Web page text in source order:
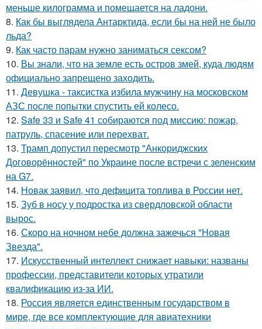
меньше килограмма и помещается на ладони.
8. Как бы выглядела Антарктида, если бы на ней не было
льда?
9. Как часто парам нужно заниматься сексом?
10. Вы знали, что на земле есть остров змей, куда людям
официально запрещено заходить.
11. Девушка - таксистка избила мужчину на московском
АЗС после попытки спустить ей колесо.
12. Safe 33 и Safe 41 собираются под миссию: пожар,
патруль, спасение или перехват.
13. Трамп допустил пересмотр "Анкориджских
Договорённостей" по Украине после встречи с зеленским
на G7.
14. Новак заявил, что дефицита топлива в России нет.
15. Зуб в носу у подростка из свердловской области
вырос.
16. Скоро на ночном небе должна зажечься "Новая
Звезда".
17. Искусственный интеллект снижает навыки: названы
профессии, представители которых утратили
квалификацию из-за ИИ.
18. Россия является единственным государством в
мире, где все комплектующие для авиатехники